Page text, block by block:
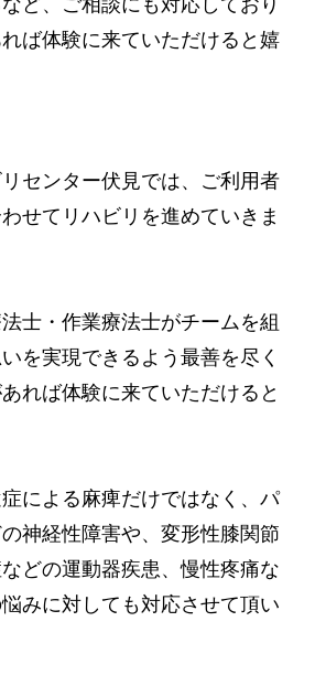
ば体験に来ていただけると嬉
センター伏見では、ご利用者
せてリハビリを進めていきま
士・作業療法士がチームを組
を実現できるよう最善を尽く
れば体験に来ていただけると
による麻痺だけではなく、パ
神経性障害や、変形性膝関節
どの運動器疾患、慢性疼痛な
みに対しても対応させて頂い